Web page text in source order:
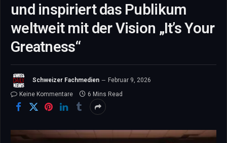
und inspiriert das Publikum
weltweit mit der Vision „It’s Your
Greatness“
Schweizer Fachmedien
Februar 9, 2026
Keine Kommentare
6 Mins Read